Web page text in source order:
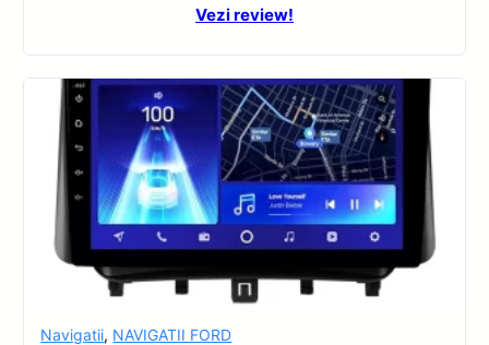
Vezi review!
Navigatii, NAVIGATII FORD